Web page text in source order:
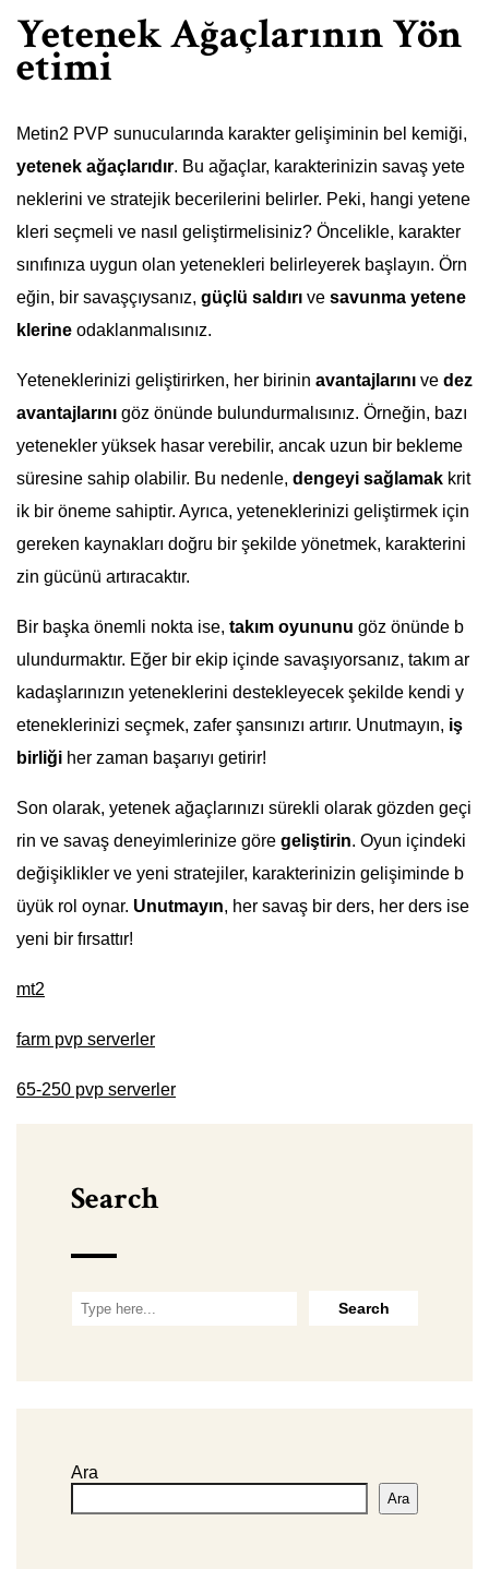
Yetenek Ağaçlarının Yön
etimi
Metin2 PVP sunucularında karakter gelişiminin bel kemiği,
yetenek ağaçlarıdır. Bu ağaçlar, karakterinizin savaş yete
neklerini ve stratejik becerilerini belirler. Peki, hangi yetene
kleri seçmeli ve nasıl geliştirmelisiniz? Öncelikle, karakter
sınıfınıza uygun olan yetenekleri belirleyerek başlayın. Örn
eğin, bir savaşçıysanız, güçlü saldırı ve savunma yetene
klerine odaklanmalısınız.
Yeteneklerinizi geliştirirken, her birinin avantajlarını ve dez
avantajlarını göz önünde bulundurmalısınız. Örneğin, bazı
yetenekler yüksek hasar verebilir, ancak uzun bir bekleme
süresine sahip olabilir. Bu nedenle, dengeyi sağlamak krit
ik bir öneme sahiptir. Ayrıca, yeteneklerinizi geliştirmek için
gereken kaynakları doğru bir şekilde yönetmek, karakterini
zin gücünü artıracaktır.
Bir başka önemli nokta ise, takım oyununu göz önünde b
ulundurmaktır. Eğer bir ekip içinde savaşıyorsanız, takım ar
kadaşlarınızın yeteneklerini destekleyecek şekilde kendi y
eteneklerinizi seçmek, zafer şansınızı artırır. Unutmayın, iş
birliği her zaman başarıyı getirir!
Son olarak, yetenek ağaçlarınızı sürekli olarak gözden geçi
rin ve savaş deneyimlerinize göre geliştirin. Oyun içindeki
değişiklikler ve yeni stratejiler, karakterinizin gelişiminde b
üyük rol oynar. Unutmayın, her savaş bir ders, her ders ise
yeni bir fırsattır!
mt2
farm pvp serverler
65-250 pvp serverler
Search
Ara
Ara